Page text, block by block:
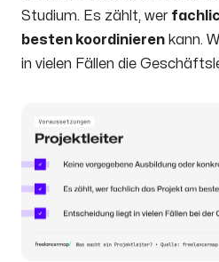
Studium. Es zählt, wer
besten koordinieren kann.
in vielen Fällen die